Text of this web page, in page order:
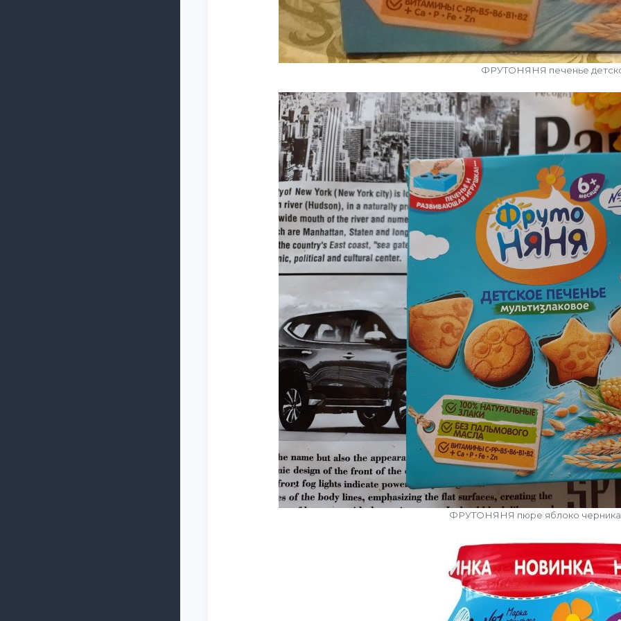
ФРУТОНЯНЯ печенье
ФРУТОНЯНЯ пюре яблоко черника